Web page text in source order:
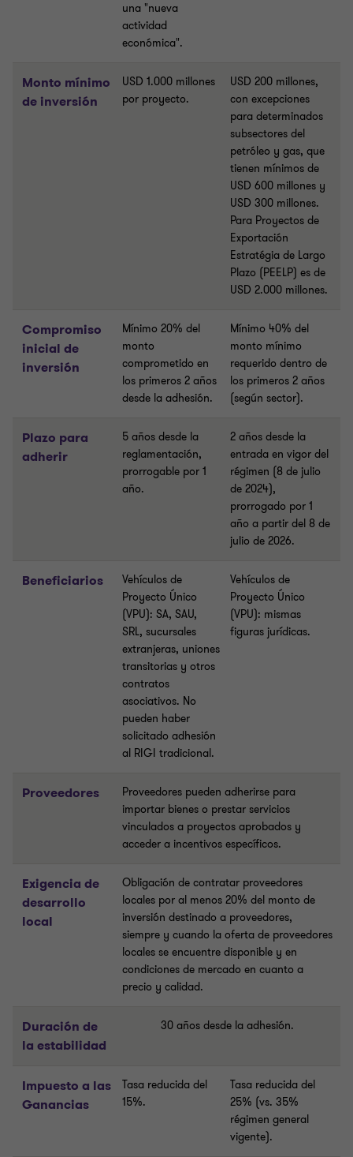
una "nueva
actividad
económica".
Monto mínimo
de inversión
USD 1.000 millones
por proyecto.
USD 200 millones,
con excepciones
para determinados
subsectores del
petróleo y gas, que
tienen mínimos de
USD 600 millones y
USD 300 millones.
Para Proyectos de
Exportación
Estratégia de Largo
Plazo (PEELP) es de
USD 2.000 millones.
Compromiso
inicial de
inversión
Mínimo 20% del
monto
comprometido en
los primeros 2 años
desde la adhesión.
Mínimo 40% del
monto mínimo
requerido dentro de
los primeros 2 años
(según sector).
Plazo para
adherir
5 años desde la
reglamentación,
prorrogable por 1
año.
2 años desde la
entrada en vigor del
régimen (8 de julio
de 2024),
prorrogado por 1
año a partir del 8 de
julio de 2026.
Beneficiarios
Vehículos de
Proyecto Único
(VPU): SA, SAU,
SRL, sucursales
extranjeras, uniones
transitorias y otros
contratos
asociativos. No
pueden haber
solicitado adhesión
al RIGI tradicional.
Vehículos de
Proyecto Único
(VPU): mismas
figuras jurídicas.
Proveedores
Proveedores pueden adherirse para
importar bienes o prestar servicios
vinculados a proyectos aprobados y
acceder a incentivos específicos.
Exigencia de
desarrollo
local
Obligación de contratar proveedores
locales por al menos 20% del monto de
inversión destinado a proveedores,
siempre y cuando la oferta de proveedores
locales se encuentre disponible y en
condiciones de mercado en cuanto a
precio y calidad.
Duración de
la estabilidad
30 años desde la adhesión.
Impuesto a las
Ganancias
Tasa reducida del
15%.
Tasa reducida del
25% (vs. 35%
régimen general
vigente).